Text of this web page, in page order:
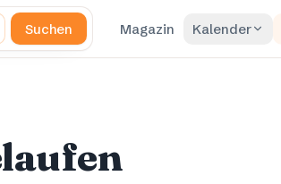
Suchen Magazin Kalender